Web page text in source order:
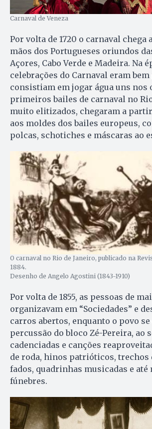
Carnaval de Veneza
Por volta de 1720 o carnaval chega
mãos dos Portugueses oriundos
Açores, Cabo Verde e Madeira. Na
celebrações do Carnaval eram
consistiam em jogar água uns nos
primeiros bailes de carnaval no
muito elitizados, chegaram a partir
aos moldes dos bailes europeus,
polcas, schotiches e máscaras ao
O carnaval no Rio de Janeiro, publicado na
1884.
Desenho de Angelo Agostini (1843-1910)
Por volta de 1855, as pessoas de
organizavam em “Sociedades” e
carros abertos, enquanto o povo
percussão do bloco Zé-Pereira, ao
cadenciadas e canções
de roda, hinos patrióticos, trechos
fados, quadrinhas musicadas e até
fúnebres.